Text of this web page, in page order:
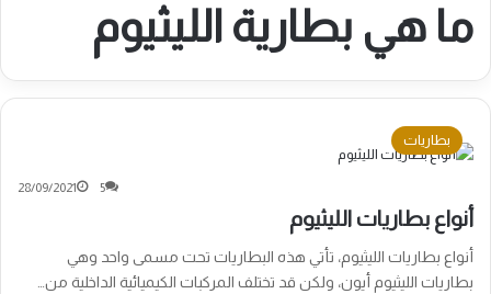
ما هي بطارية الليثيوم
بطاريات
28/09/2021 5
أنواع بطاريات الليثيوم
أنواع بطاريات الليثيوم، تأتي هذه البطاريات تحت مسمى واحد وهي
بطاريات الليثيوم أيون، ولكن قد تختلف المركبات الكيميائية الداخلية من…